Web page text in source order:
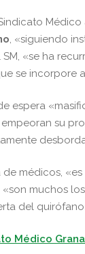
, «siguiendo
«se ha
se incorpore
espera
su
médicos,
muchos
del
Médico